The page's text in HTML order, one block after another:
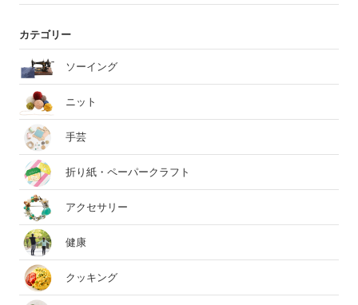
カテゴリー
ソーイング
ニット
手芸
折り紙・ペーパークラフト
アクセサリー
健康
クッキング